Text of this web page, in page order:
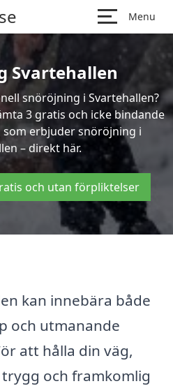
Menu
Svartehallen
snöröjning i Svartehallen?
3 gratis och icke bindande
erbjuder snöröjning i
– direkt här.
och utan förpliktelser
kan innebära både
och utmanande
att hålla din väg,
och framkomlig